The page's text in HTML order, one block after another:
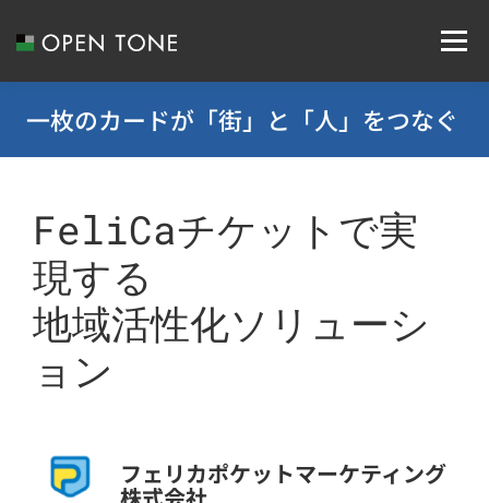
メニュー
ABOUT US SERVICE RECRUIT
COMPANY
一枚のカードが「街」と「人」をつなぐ
FeliCaチケットで実
現する
地域活性化ソリューシ
ョン
フェリカポケットマーケティング